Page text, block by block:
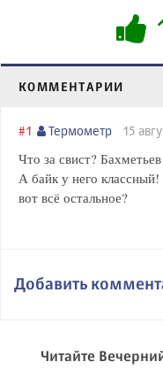
КОММЕНТАРИИ
#1 Термометр 15
Что за свист?
А байк у него классный!
вот всё остальное?
Добавить
Читайте